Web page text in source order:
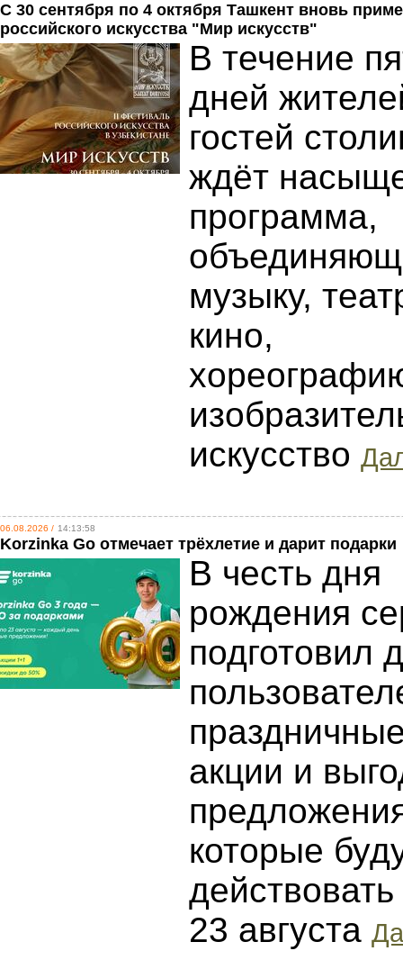
С 30 сентября по 4 октября Ташкент вновь
российского искусства "Мир искусств"
В течение
дней
гостей
ждёт
программа,
музыку,
кино,
искусство
06.08.2026 / 14:13:58
Korzinka Go отмечает трёхлетие и дарит подарки
В честь дня
рождения
подготовил
акции и
которые
23 августа